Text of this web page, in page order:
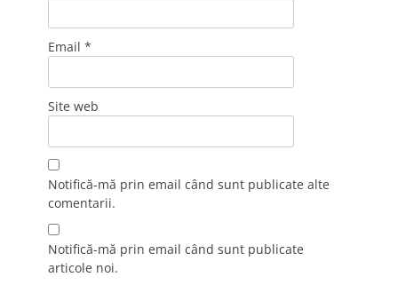
Email *
Site web
Notifică-mă prin email când sunt publicate alte
comentarii.
Notifică-mă prin email când sunt publicate
articole noi.